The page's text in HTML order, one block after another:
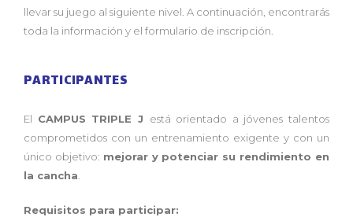
llevar su juego al siguiente nivel. A continuación, encontrarás
toda la información y el formulario de inscripción.
PARTICIPANTES
El CAMPUS TRIPLE J está orientado a jóvenes talentos
comprometidos con un entrenamiento exigente y con un
único objetivo: mejorar y potenciar su rendimiento en
la cancha
Requisitos para participar: